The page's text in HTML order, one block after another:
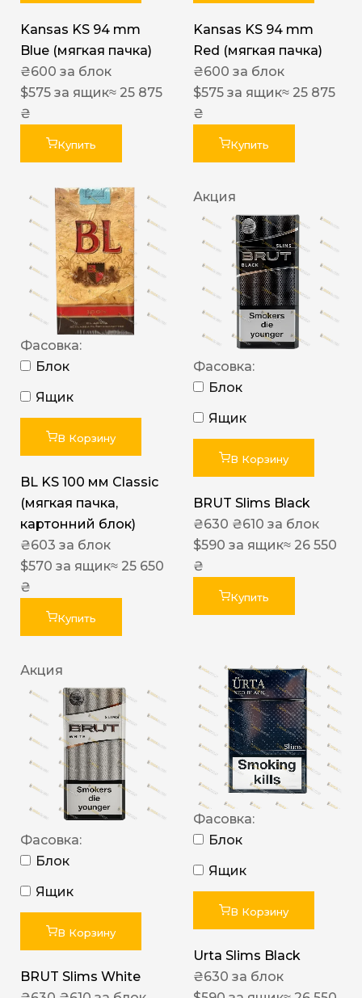
Kansas KS 94 mm
Blue (мягкая пачка)
₴600 за блок
$575 за ящик≈ 25 875
₴
Купить
Kansas KS 94 mm
Red (мягкая пачка)
₴600 за блок
$575 за ящик≈ 25 875
₴
Купить
Фасовка:
Блок
Ящик
В Корзину
BL KS 100 мм Classic
(мягкая пачка,
картонний блок)
₴603 за блок
$570 за ящик≈ 25 650
₴
Купить
Акция
Фасовка:
Блок
Ящик
В Корзину
BRUT Slims Black
₴630 ₴610 за блок
$590 за ящик≈ 26 550
₴
Купить
Акция
Фасовка:
Блок
Ящик
В Корзину
BRUT Slims White
Фасовка:
Блок
Ящик
В Корзину
Urta Slims Black
₴630 за блок